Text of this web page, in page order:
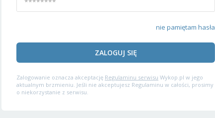
nie pamiętam hasła
ZALOGUJ SIĘ
Zalogowanie oznacza akceptację Regulaminu serwisu Wykop.pl w jego
aktualnym brzmieniu. Jeśli nie akceptujesz Regulaminu w całości, prosimy
o niekorzystanie z serwisu.